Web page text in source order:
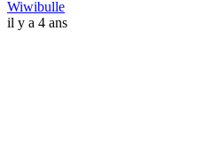
Wiwibulle
il y a 4 ans